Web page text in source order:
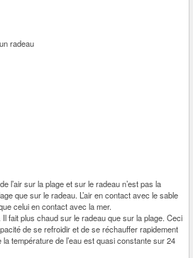
radeau
l’air sur la plage et sur le radeau n’est pas la
que sur le radeau. L’air en contact avec le sable
celui en contact avec la mer.
Il fait plus chaud sur le radeau que sur la plage. Ceci
de se refroidir et de se réchauffer rapidement
température de l’eau est quasi constante sur 24